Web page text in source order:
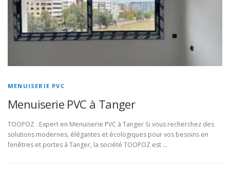
MENUISERIE PVC
Menuiserie PVC à Tanger
TOOPOZ : Expert en Menuiserie PVC à Tanger Si vous recherchez des
solutions modernes, élégantes et écologiques pour vos besoins en
fenêtres et portes à Tanger, la société TOOPOZ est …